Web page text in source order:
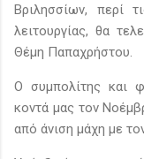
Βριλησσίων, περί
λειτουργίας, θα
Θέμη Παπαχρήστου.
Ο συμπολίτης και
κοντά μας τον
από άνιση μάχη με